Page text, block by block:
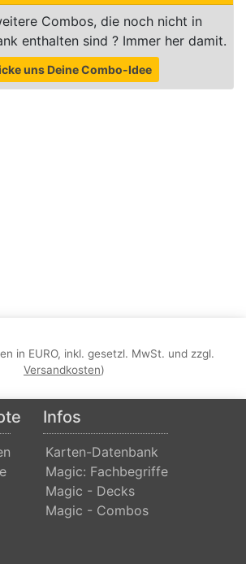
Combos, die noch nicht in
enthalten sind ? Immer her damit.
uns Deine Combo-Idee
in EURO, inkl. gesetzl. MwSt. und zzgl.
Versandkosten)
Infos
Karten-Datenbank
Magic: Fachbegriffe
Magic - Decks
Magic - Combos